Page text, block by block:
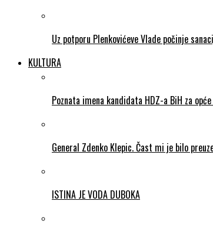
Uz potporu Plenkovićeve Vlade počinje
KULTURA
Poznata imena kandidata HDZ-a BiH za
General Zdenko Klepic. Čast mi je bilo
ISTINA JE VODA DUBOKA